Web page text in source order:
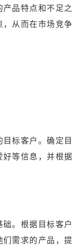
品特点和不足之
从而在市场竞争
标客户。确定目
等信息，并根据
。根据目标客户
需求的产品，提